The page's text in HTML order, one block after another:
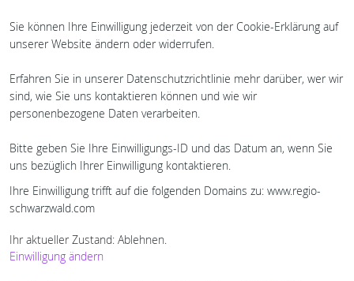
Sie können Ihre Einwilligung jederzeit von der Cookie-Erklärung auf
unserer Website ändern oder widerrufen.
Erfahren Sie in unserer Datenschutzrichtlinie mehr darüber, wer wir
sind, wie Sie uns kontaktieren können und wie wir
personenbezogene Daten verarbeiten.
Bitte geben Sie Ihre Einwilligungs-ID und das Datum an, wenn Sie
uns bezüglich Ihrer Einwilligung kontaktieren.
Ihre Einwilligung trifft auf die folgenden Domains zu: www.regio-
schwarzwald.com
Ihr aktueller Zustand: Ablehnen.
Einwilligung ändern